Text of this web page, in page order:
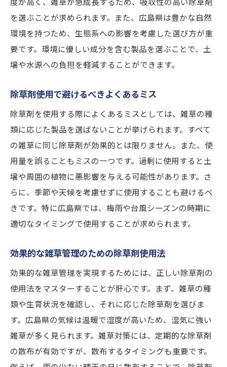
を選ぶことが求められます。また、広島県は豊かな自然
環境を持つため、生態系への影響を考慮した選び方が重
要です。環境に優しい成分を含む製品を選ぶことで、土
壌や水源への負担を軽減することができます。
除草剤使用で避けるべきよくあるミス
除草剤を使用する際によくあるミスとしては、雑草の種
類に応じた製品を選ばないことが挙げられます。すべて
の雑草に同じ除草剤が効果的とは限りません。また、使
用量を誤ることもミスの一つです。過剰に使用すると土
壌や周囲の植物に悪影響を与える可能性があります。さ
らに、季節や天候を考慮せずに使用することも避けるべ
きです。特に広島県では、梅雨や台風シーズンの時期に
適切なタイミングで使用することが求められます。
効果的な雑草管理のための除草剤使用法
効果的な雑草管理を実現するためには、正しい除草剤の
使用法をマスターすることが肝心です。まず、雑草の種
類や生育状況を確認し、それに応じた除草剤を選びま
す。広島県の気候は温暖で湿度が高いため、湿気に強い
雑草が多く見られます。雑草対策には、定期的な除草剤
の散布が有効ですが、散布するタイミングも重要です。